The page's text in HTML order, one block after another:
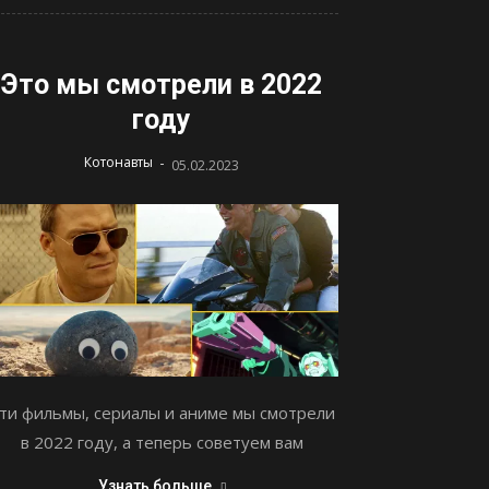
Это мы смотрели в 2022
году
Котонавты - 05.02.2023
фильмы, сериалы и аниме мы смотрели
в 2022 году, а теперь советуем вам